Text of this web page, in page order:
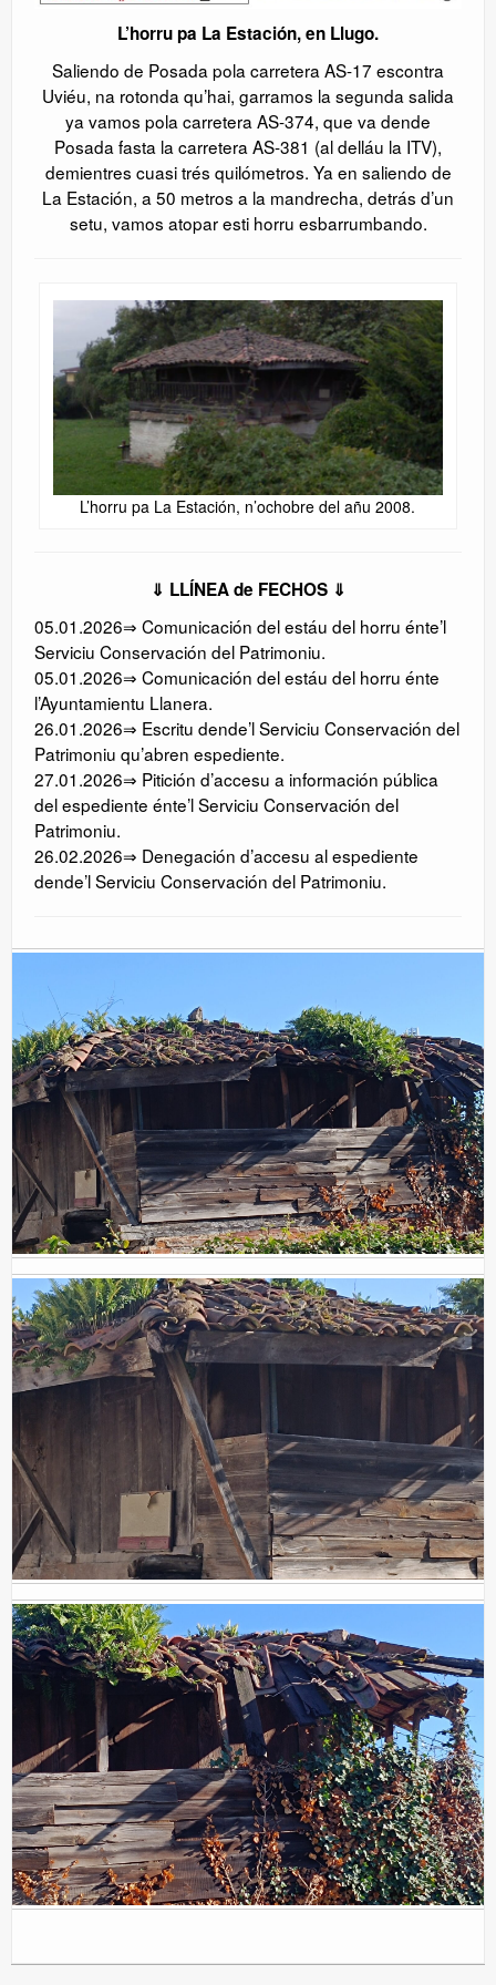
L’horru pa La Estación, en Llugo.
Saliendo de Posada pola carretera AS-17 escontra
Uviéu, na rotonda qu’hai, garramos la segunda salida
ya vamos pola carretera AS-374, que va dende
Posada fasta la carretera AS-381 (al delláu la ITV),
demientres cuasi trés quilómetros. Ya en saliendo de
La Estación, a 50 metros a la mandrecha, detrás d’un
setu, vamos atopar esti horru esbarrumbando.
L’horru pa La Estación, n’ochobre del añu 2008.
⇓ LLÍNEA de FECHOS ⇓
05.01.2026⇒ Comunicación del estáu del horru énte’l
Serviciu Conservación del Patrimoniu.
05.01.2026⇒ Comunicación del estáu del horru énte
l’Ayuntamientu Llanera.
26.01.2026⇒ Escritu dende’l Serviciu Conservación del
Patrimoniu qu’abren espediente.
27.01.2026⇒ Pitición d’accesu a información pública
del espediente énte’l Serviciu Conservación del
Patrimoniu.
26.02.2026⇒ Denegación d’accesu al espediente
dende’l Serviciu Conservación del Patrimoniu.